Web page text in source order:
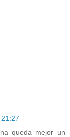
queda mejor un